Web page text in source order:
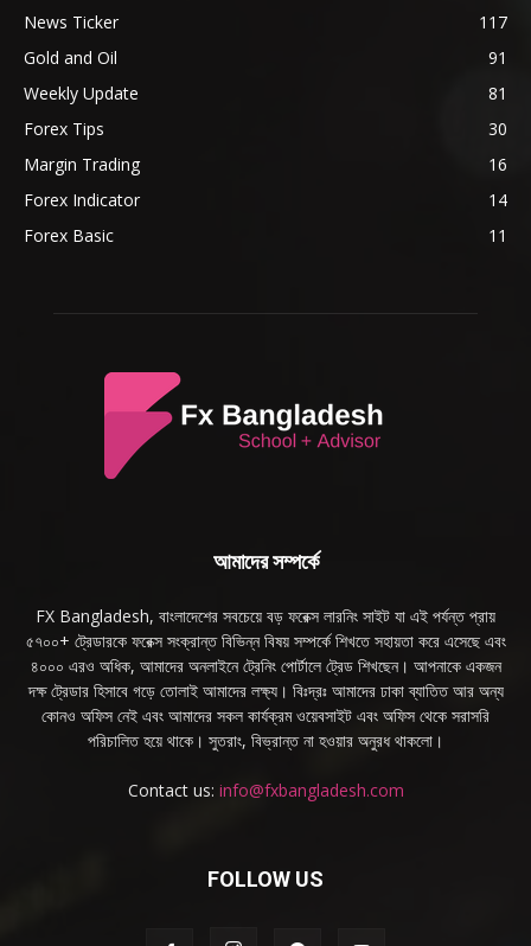
News Ticker
117
Gold and Oil
91
Weekly Update
81
Forex Tips
30
Margin Trading
16
Forex Indicator
14
Forex Basic
11
আমাদের সম্পর্কে
FX Bangladesh, বাংলাদেশের সবচেয়ে বড় ফরেক্স লারনিং সাইট যা এই পর্যন্ত প্রায়
৫৭০০+ ট্রেডারকে ফরেক্স সংক্রান্ত বিভিন্ন বিষয় সম্পর্কে শিখতে সহায়তা করে এসেছে এবং
৪০০০ এরও অধিক, আমাদের অনলাইনে ট্রেনিং পোর্টালে ট্রেড শিখছেন। আপনাকে একজন
দক্ষ ট্রেডার হিসাবে গড়ে তোলাই আমাদের লক্ষ্য। বিঃদ্রঃ আমাদের ঢাকা ব্যাতিত আর অন্য
কোনও অফিস নেই এবং আমাদের সকল কার্যক্রম ওয়েবসাইট এবং অফিস থেকে সরাসরি
পরিচালিত হয়ে থাকে। সুতরাং, বিভ্রান্ত না হওয়ার অনুরধ থাকলো।
Contact us: info@fxbangladesh.com
FOLLOW US